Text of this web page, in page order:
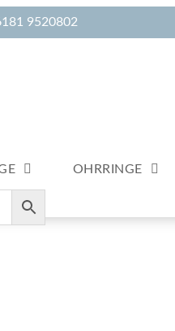
9520802
OHRRINGE